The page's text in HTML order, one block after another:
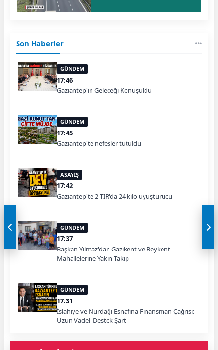
Son Haberler
GÜNDEM
17:46
Gaziantep'in Geleceği Konuşuldu
GÜNDEM
17:45
Gaziantep'te nefesler tutuldu
ASAYİŞ
17:42
Gaziantep'te 2 TIR'da 24 kilo uyuşturucu
GÜNDEM
17:37
Başkan Yılmaz'dan Gazikent ve Beykent
Mahallelerine Yakın Takip
GÜNDEM
17:31
İslahiye ve Nurdağı Esnafına Finansman Çağrısı:
Uzun Vadeli Destek Şart